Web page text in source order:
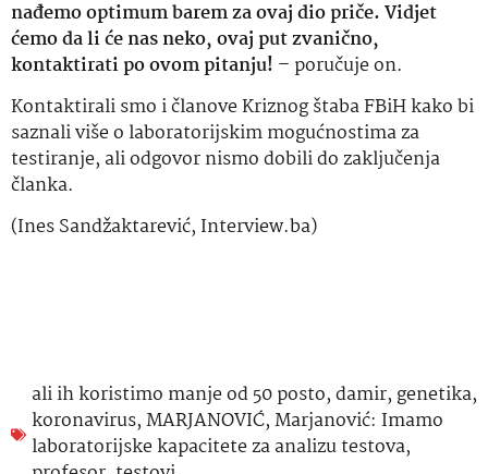
nađemo optimum barem za ovaj dio priče. Vidjet
ćemo da li će nas neko, ovaj put zvanično,
kontaktirati po ovom pitanju! – poručuje on.
Kontaktirali smo i članove Kriznog štaba FBiH kako bi
saznali više o laboratorijskim mogućnostima za
testiranje, ali odgovor nismo dobili do zaključenja
članka.
(Ines Sandžaktarević, Interview.ba)
ali ih koristimo manje od 50 posto,damir, genetika,
koronavirus,MARJANOVIĆ,Marjanović: Imamo
laboratorijske kapacitete za analizu testova,